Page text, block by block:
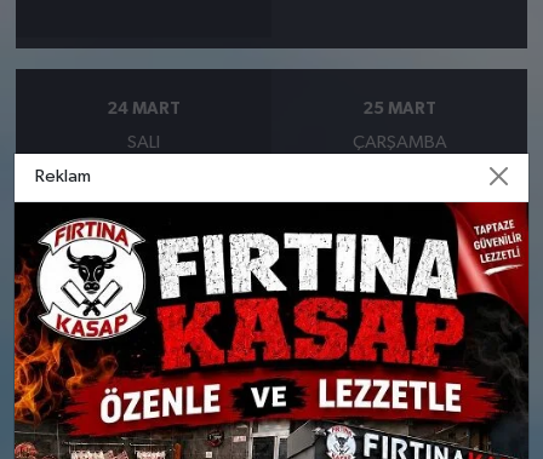
24 MART
SALI
°
Orta kuvvetli yağmurlu
Nem: %86
Rüzgar: 9 km/h
Yağış Olasılığı: %90
25 MART
ÇARŞAMBA
5°
Şiddetli yağmurlu
Nem: %94
Rüzgar: 11 km/h
Yağış Olasılığı: %86
Reklam